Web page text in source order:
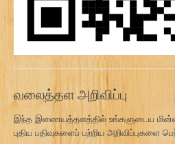
வலைத்தள அறிவிப்பு
இந்த இணையத்தளத்தில் உங்களுடைய
புதிய பதிவுகளைப் பற்றிய அறிவிப்புகளை